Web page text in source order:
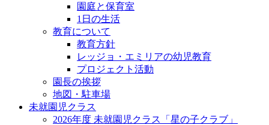
園庭と保育室
1日の生活
教育について
教育方針
レッジョ・エミリアの幼児教育
プロジェクト活動
園長の挨拶
地図・駐車場
未就園児クラス
2026年度 未就園児クラス「星の子クラブ」